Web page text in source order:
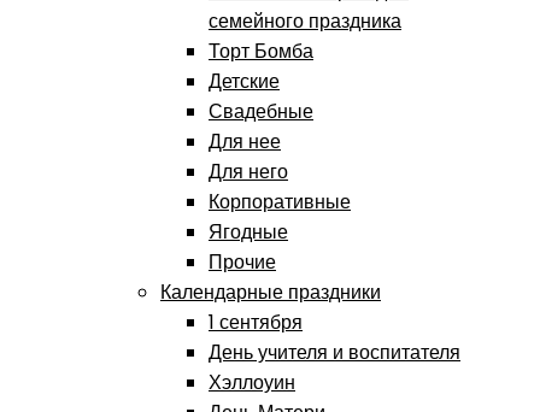
семейного праздника
Торт Бомба
Детские
Свадебные
Для нее
Для него
Корпоративные
Ягодные
Прочие
Календарные праздники
1 сентября
День учителя и воспитателя
Хэллоуин